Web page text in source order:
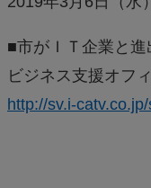
■市がＩＴ企業と進
ビジネス支援オフ
http://sv.i-